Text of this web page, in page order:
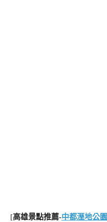
[高雄景點推薦-中都溼地公園